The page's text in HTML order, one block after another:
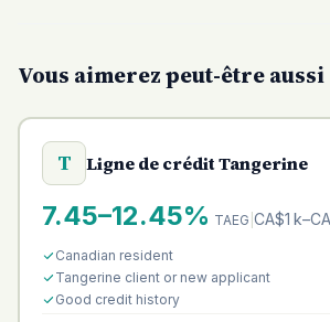
Vous aimerez peut-être aussi
T Ligne de crédit Tangerine
7.45–12.45% TAEG CA$1
Canadian resident
Tangerine client or new applicant
Good credit history